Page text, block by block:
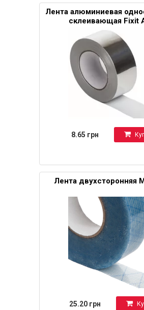
Лента алюминиевая
склеивающая Fixit
8.65 грн
Лента двухсторонняя
25.20 грн